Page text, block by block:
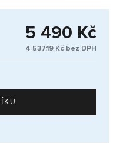
5 490 Kč
4 537,19 Kč bez DPH